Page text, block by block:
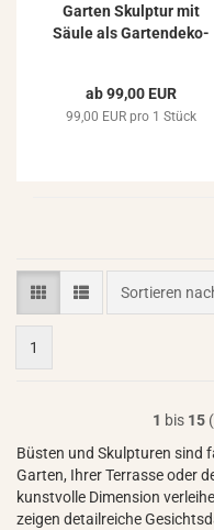
Gar­ten Skulp­tur mit
Säule als Gar­ten­de­ko­
ab 99,00 EUR
99,00 EUR pro 1 Stück
Sortieren
Sortieren
1
1 bis 15
Büsten und Skulpturen sind
Garten, Ihrer Terrasse oder
kunstvolle Dimension
zeigen detailreiche